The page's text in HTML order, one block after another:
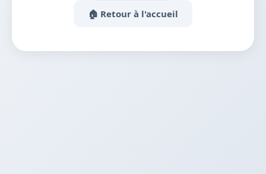
🏠 Retour à l'accueil